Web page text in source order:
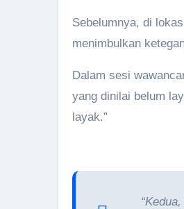
Sebelumnya, di
menimbulkan
Dalam sesi
yang dinilai belum
layak.”